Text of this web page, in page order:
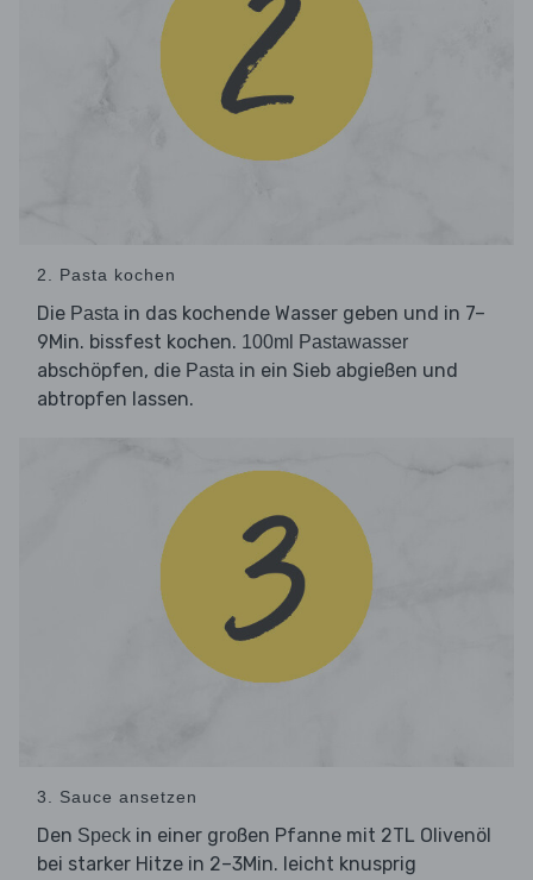
2. Pasta kochen
Die Pasta in das kochende Wasser geben und in 7–
9Min. bissfest kochen. 100ml Pastawasser
abschöpfen, die Pasta in ein Sieb abgießen und
abtropfen lassen.
3. Sauce ansetzen
Den Speck in einer großen Pfanne mit 2TL Olivenöl
bei starker Hitze in 2–3Min. leicht knusprig